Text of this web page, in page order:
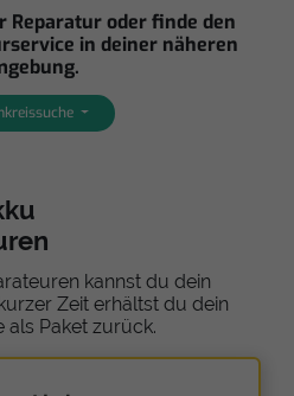
Reparatur oder finde den
in deiner näheren
kannst du dein
Zeit erhältst du dein
als Paket zurück.